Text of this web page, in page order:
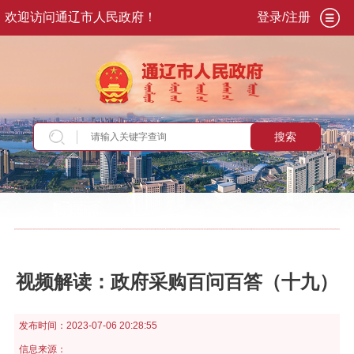
欢迎访问通辽市人民政府！ 登录/注册
搜索
当前位置：首页>政务公开>政府信息公开>法
视频解读：政府采购百问百答（十九）
发布时间： 2023-07-06 20:28:55
信息来源：